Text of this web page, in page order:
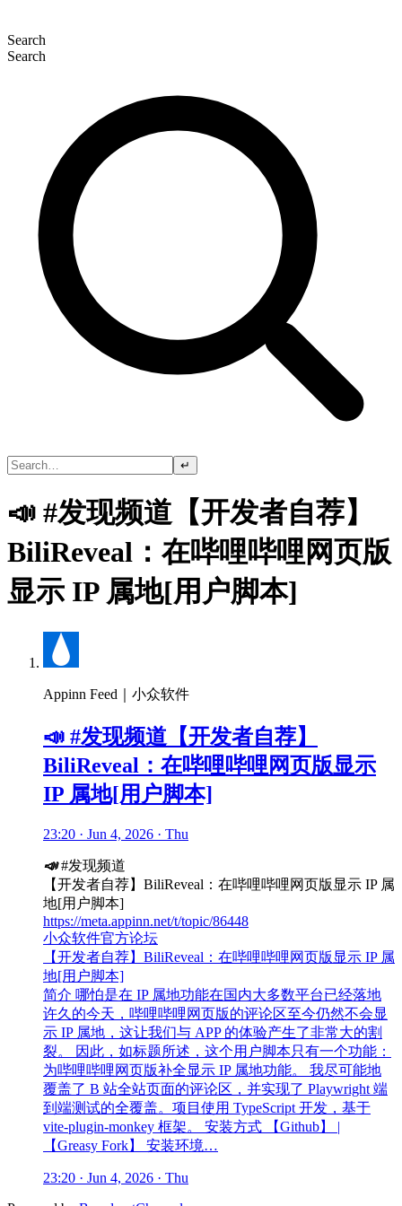
Search
Search
↵
📣 #发现频道【开发者自荐】
BiliReveal：在哔哩哔哩网页版
显示 IP 属地[用户脚本]
Appinn Feed｜小众软件
📣 #发现频道【开发者自荐】
BiliReveal：在哔哩哔哩网页版显示
IP 属地[用户脚本]
23:20 · Jun 4, 2026 · Thu
📣#发现频道
【开发者自荐】BiliReveal：在哔哩哔哩网页版显示 IP 属
地[用户脚本]
https://meta.appinn.net/t/topic/86448
小众软件官方论坛
【开发者自荐】BiliReveal：在哔哩哔哩网页版显示 IP 属
地[用户脚本]
简介 哪怕是在 IP 属地功能在国内大多数平台已经落地
许久的今天，哔哩哔哩网页版的评论区至今仍然不会显
示 IP 属地，这让我们与 APP 的体验产生了非常大的割
裂。 因此，如标题所述，这个用户脚本只有一个功能：
为哔哩哔哩网页版补全显示 IP 属地功能。 我尽可能地
覆盖了 B 站全站页面的评论区，并实现了 Playwright 端
到端测试的全覆盖。项目使用 TypeScript 开发，基于
vite-plugin-monkey 框架。 安装方式 【Github】 |
【Greasy Fork】 安装环境…
23:20 · Jun 4, 2026 · Thu